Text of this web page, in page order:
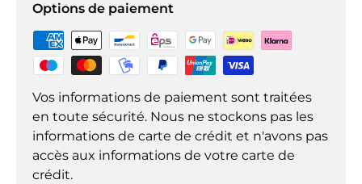
Options de paiement
Vos informations de paiement sont traitées
en toute sécurité. Nous ne stockons pas les
informations de carte de crédit et n'avons pas
accès aux informations de votre carte de
crédit.